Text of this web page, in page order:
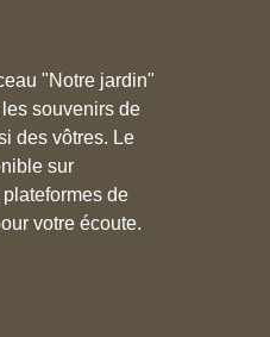
"Notre jardin"
souvenirs de
des vôtres. Le
sur
de
votre écoute.